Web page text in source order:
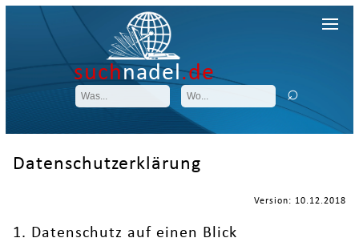
suchnadel.de
Datenschutzerklärung
Version: 10.12.2018
1. Datenschutz auf einen Blick